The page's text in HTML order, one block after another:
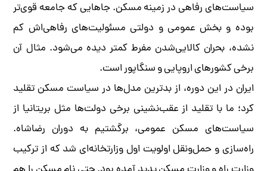
سیاست‌های رفاهی در زمینه مسکن. جاهایی که جامعه قوی‌تر
بوده و بخش عمومی و دولتی مسئولیت‌های رفاهی‌اش کم
نشده، بحران کالایی‌شدن مفرط کمتر دیده می‌شود. مثال آن
برخی کشورهای اروپایی و سنگاپور است.
ایران در این دوره، از بدترین مدل‌ها در سیاست مسکن تقلید
کرد؛ ما با تقلید از عقب‌نشینی برخی دولت‌ها مثل بریتانیا از
سیاست‌های مسکن عمومی، برگشتیم به دوران رضاشاه.
راه‌سازی و حمل‌ونقل اولویت اول وزارتخانه‌ای شد که از ترکیب